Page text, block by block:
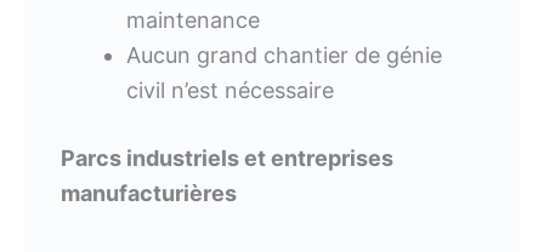
maintenance
Aucun grand chantier de génie
civil n’est nécessaire
Parcs industriels et entreprises
manufacturières